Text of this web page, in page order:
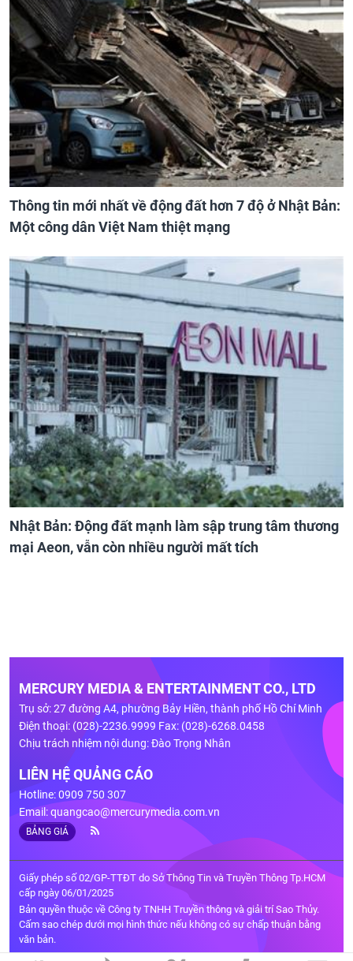
Thông tin mới nhất về động đất hơn 7 độ ở Nhật Bản:
Một công dân Việt Nam thiệt mạng
Nhật Bản: Động đất mạnh làm sập trung tâm thương
mại Aeon, vẫn còn nhiều người mất tích
MERCURY MEDIA & ENTERTAINMENT CO., LTD
Trụ sở: 27 đường A4, phường Bảy Hiền, thành phố Hồ Chí Minh
Điện thoại: (028)-2236.9999 Fax: (028)-6268.0458
Chịu trách nhiệm nội dung: Đào Trọng Nhân
LIÊN HỆ QUẢNG CÁO
Hotline: 0909 750 307
Email:quangcao@mercurymedia.com.vn
BẢNG GIÁ
Giấy phép số 02/GP-TTĐT do Sở Thông Tin và Truyền Thông Tp.HCM
cấp ngày 06/01/2025
Bản quyền thuộc về Công ty TNHH Truyền thông và giải trí Sao Thủy.
Cấm sao chép dưới mọi hình thức nếu không có sự chấp thuận bằng
văn bản.